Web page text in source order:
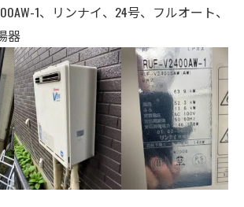
1、リンナイ、24号、フルオート、
器